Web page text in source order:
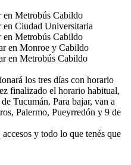
en Metrobús Cabildo
Ciudad Universitaria
en Metrobús Cabildo
en Monroe y Cabildo
en Metrobús Cabildo
los tres días con horario
finalizado el horario habitual,
Tucumán. Para bajar, van a
Palermo, Pueyrredón y 9 de
y todo lo que tenés que